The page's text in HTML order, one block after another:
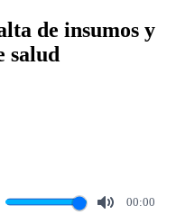
de insumos y
salud
00:00